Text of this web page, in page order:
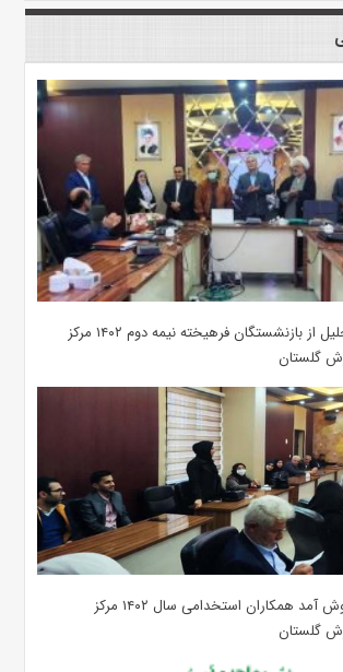
برگزاری آیین تجلیل از بازنشستگان فرهیخته نیمه دوم ۱۴۰۲ مرکز
گلستان
برگزاری آیین خوش آمد همکاران استخدامی سال ۱۴۰۲ مرکز
گلستان